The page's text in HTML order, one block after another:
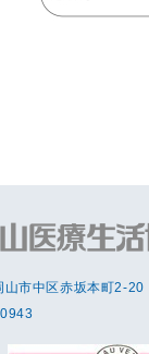
市中区赤坂本町2-20